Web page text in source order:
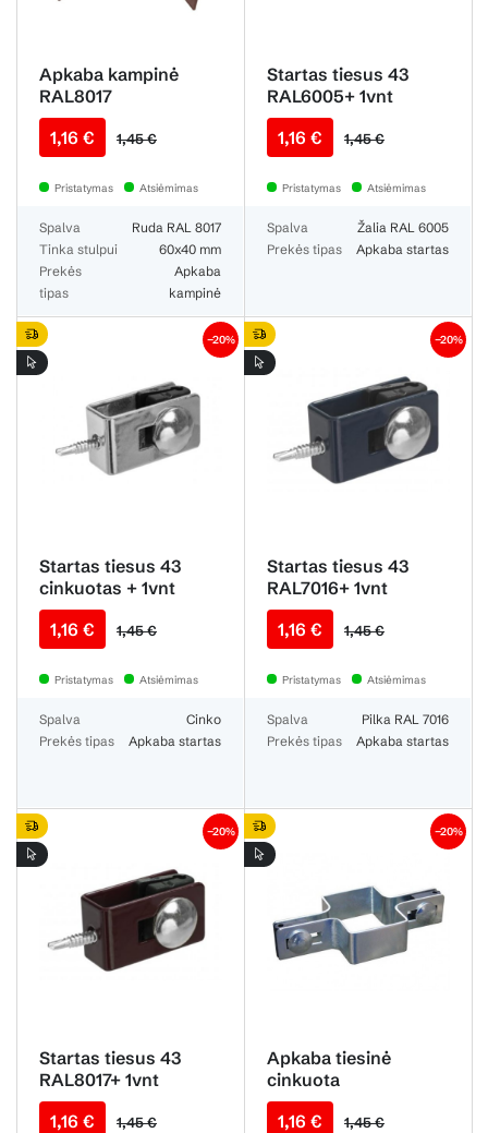
Apkaba kampinė
RAL8017
1,16 €
1,45 €
Pristatymas Atsiėmimas
Spalva
Ruda RAL 8017
Tinka stulpui
60x40 mm
Prekės
tipas
Apkaba
kampinė
Startas tiesus 43
RAL6005+ 1vnt
[Mont16-D 2K]
1,16 €
1,45 €
Pristatymas Atsiėmimas
Spalva
Žalia RAL 6005
Prekės tipas
Apkaba startas
Startas tiesus 43
cinkuotas + 1vnt
[Mont16-D 2K]
1,16 €
1,45 €
Pristatymas Atsiėmimas
Spalva
Cinko
Prekės tipas
Apkaba startas
−20%
Startas tiesus 43
RAL7016+ 1vnt
[Mont16- F3K]
1,16 €
1,45 €
Pristatymas Atsiėmimas
Spalva
Pilka RAL 7016
Prekės tipas
Apkaba startas
−20%
Startas tiesus 43
RAL8017+ 1vnt
[Mont16-D 2K]
1,16 €
1,45 €
−20%
Apkaba tiesinė
cinkuota
1,16 €
1,45 €
−20%